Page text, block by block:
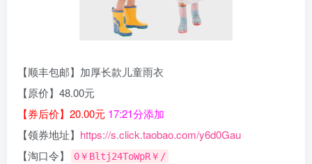
【顺丰包邮】加厚长款儿童雨衣
【原价】48.00元
【券后价】20.00元 17:21分添加
【领券地址】 https://s.click.taobao.com/y6d0Gau
【淘口令】
0￥Bltj24ToWpR￥/